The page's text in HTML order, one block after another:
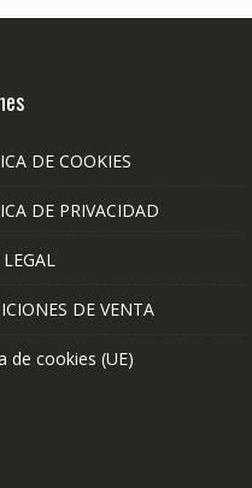
DE COOKIES
DE PRIVACIDAD
DE VENTA
de cookies (UE)